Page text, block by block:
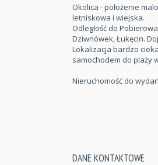
Okolica - położenie
letniskowa i wiejska.
Odległość do
Dziwnówek, Łukęcin.
Lokalizacja bardzo
samochodem do plaży
Nieruchomość do
DANE KONTAKTOWE